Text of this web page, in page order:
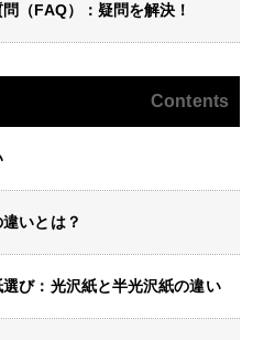
（FAQ）：疑問を解決！
Contents
いとは？
び：光沢紙と半光沢紙の違い